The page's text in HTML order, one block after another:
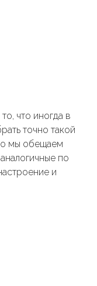
что иногда в
точно такой
мы обещаем
по
и